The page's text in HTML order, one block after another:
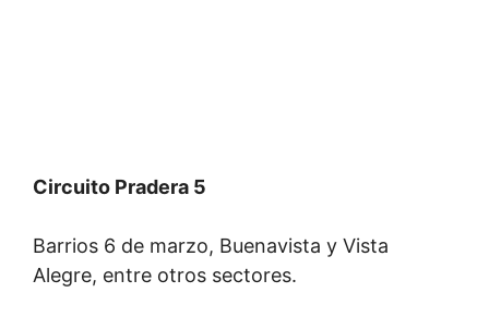
Circuito Pradera 5
Barrios 6 de marzo, Buenavista y Vista
Alegre, entre otros sectores.